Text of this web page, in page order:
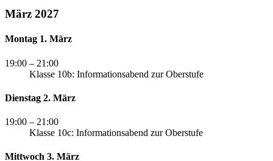
März 2027
Montag 1. März
19:00 – 21:00
Klasse 10b: Informationsabend zur Oberstufe
Dienstag 2. März
19:00 – 21:00
Klasse 10c: Informationsabend zur Oberstufe
Mittwoch 3. März